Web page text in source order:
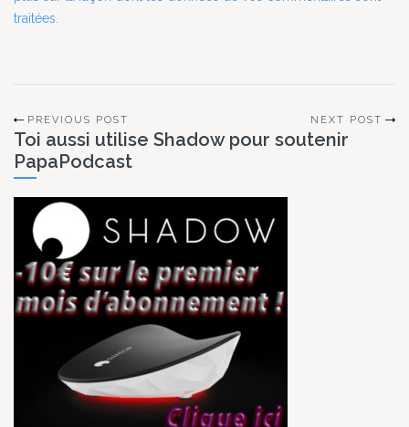
traitées.
PREVIOUS POST NEXT POST
Toi aussi utilise Shadow pour soutenir
PapaPodcast